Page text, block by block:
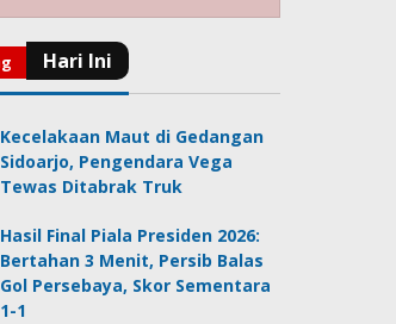
Kecelakaan Maut di Gedangan
Sidoarjo, Pengendara Vega
Tewas Ditabrak Truk
Hasil Final Piala Presiden 2026:
Bertahan 3 Menit, Persib Balas
Gol Persebaya, Skor Sementara
1-1